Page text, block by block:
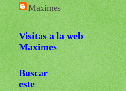
Maximes
Visitas a la web
Maximes
Buscar
este